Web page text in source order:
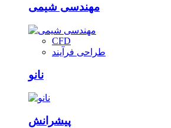
مهندسی شیمی
CFD
طراحی فرآیند
نانو
پیشرانش